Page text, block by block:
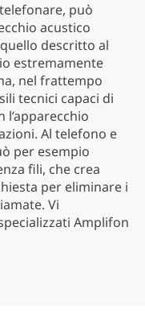
può
acustico
descritto al
estremamente
nel frattempo
tecnici capaci di
Al telefono e
per esempio
fili, che crea
per eliminare i
Vi
Amplifon